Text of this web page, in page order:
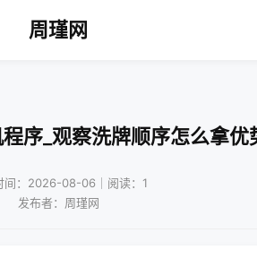
周瑾网
序_观察洗牌顺序怎么拿
间：2026-08-06｜阅读：1
发布者：周瑾网